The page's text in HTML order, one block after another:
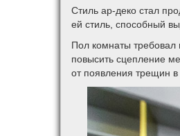
Стиль ар-деко стал
ей стиль, способный
Пол комнаты требовал
повысить сцепление
от появления трещин в